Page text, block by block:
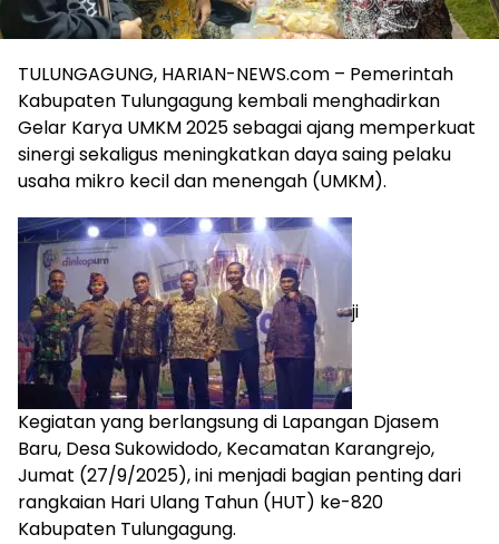
TULUNGAGUNG, HARIAN-NEWS.com – Pemerintah
Kabupaten Tulungagung kembali menghadirkan
Gelar Karya UMKM 2025 sebagai ajang memperkuat
sinergi sekaligus meningkatkan daya saing pelaku
usaha mikro kecil dan menengah (UMKM).
ji
Kegiatan yang berlangsung di Lapangan Djasem
Baru, Desa Sukowidodo, Kecamatan Karangrejo,
Jumat (27/9/2025), ini menjadi bagian penting dari
rangkaian Hari Ulang Tahun (HUT) ke-820
Kabupaten Tulungagung.